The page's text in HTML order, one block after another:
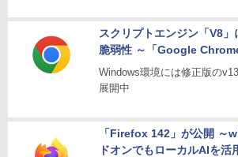
スクリプトエンジン「V8
脆弱性 ～「Google
Windows環境には修正版の
展開中
「Firefox 142」が公開 ～
ドオンでもローカルAIを活